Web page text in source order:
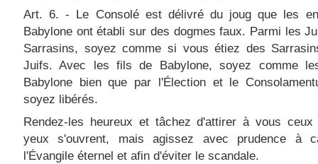
Art. 6. - Le Consolé est délivré du joug que les
Babylone ont établi sur des dogmes faux. Parmi les
Sarrasins, soyez comme si vous étiez des
Juifs. Avec les fils de Babylone, soyez comme
Babylone bien que par l'Élection et le
soyez libérés.
Rendez-les heureux et tâchez d'attirer à vous
yeux s'ouvrent, mais agissez avec prudence à
l'Évangile éternel et afin d'éviter le scandale.